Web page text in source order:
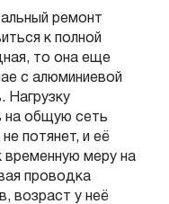
ремонт
к полной
то она еще
с алюминиевой
Нагрузку
на общую сеть
потянет, и её
временную меру на
проводка
возраст у неё